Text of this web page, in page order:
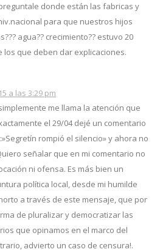
donde están las fabricas y
para que nuestros hijos
agua?? crecimiento?? estuvo 20
los que deben dar explicaciones.
a las 3:29 pm
me llama la atención que
el 29/04 dejé un comentario
rompió el silencio» y ahora no
señalar que en mi comentario no
ni ofensa. Es más bien un
política local, desde mi humilde
a través de este mensaje, que por
de pluralizar y democratizar las
que opinamos en el marco del
advierto un caso de censura!.